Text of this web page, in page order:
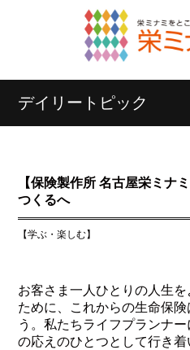
デイリートピック
【保険製作所 名古屋栄ミナ
つくるへ
【学ぶ・楽しむ】
お客さま一人ひとりの人生
ために、これからの生命保
う。私たちライフプランナ
の応えのひとつとして行き